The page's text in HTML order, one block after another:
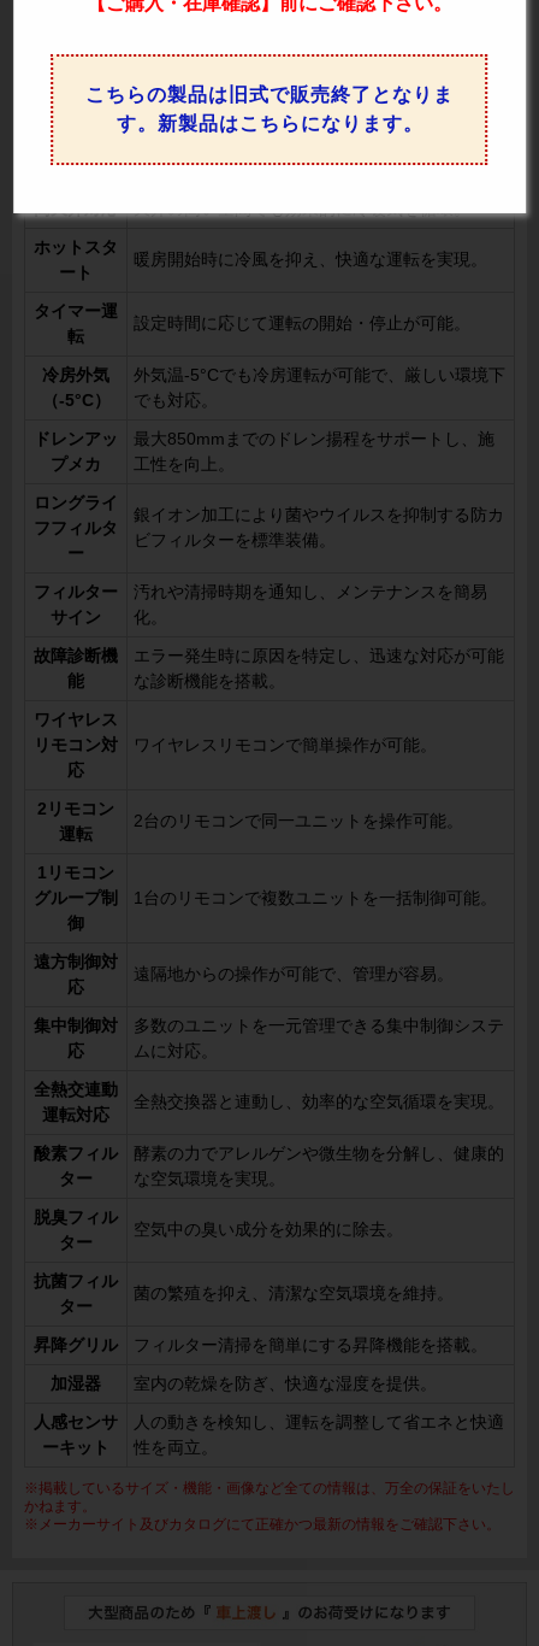
保。
（固定）
風量調整4
風量を4段階（「H急」「急」「強」「弱」）に
調整可能で、快適な空調を実現。
ドライ 湿度をコントロールして快適な環境を維持。
高天井対応 天井の高い空間でも効果的に冷暖気を循環。
ホットスタ
ート
暖房開始時に冷風を抑え、快適な運転を実現。
タイマー運
転
設定時間に応じて運転の開始・停止が可能。
冷房外気
（-5°C）
外気温-5°Cでも冷房運転が可能で、厳しい環境下
でも対応。
ドレンアッ
プメカ
最大850mmまでのドレン揚程をサポートし、施
工性を向上。
ロングライ
フフィルタ
ー
銀イオン加工により菌やウイルスを抑制する防カ
ビフィルターを標準装備。
フィルター
サイン
汚れや清掃時期を通知し、メンテナンスを簡易
化。
故障診断機
能
エラー発生時に原因を特定し、迅速な対応が可能
な診断機能を搭載。
ワイヤレス
リモコン対
応
ワイヤレスリモコンで簡単操作が可能。
2リモコン
運転
2台のリモコンで同一ユニットを操作可能。
1リモコン
グループ制
御
1台のリモコンで複数ユニットを一括制御可能。
遠方制御対
応
遠隔地からの操作が可能で、管理が容易。
集中制御対
応
多数のユニットを一元管理できる集中制御システ
ムに対応。
全熱交連動
運転対応
全熱交換器と連動し、効率的な空気循環を実現。
酸素フィル
ター
酵素の力でアレルゲンや微生物を分解し、健康的
な空気環境を実現。
脱臭フィル
ター
空気中の臭い成分を効果的に除去。
抗菌フィル
ター
菌の繁殖を抑え、清潔な空気環境を維持。
昇降グリル フィルター清掃を簡単にする昇降機能を搭載。
加湿器 室内の乾燥を防ぎ、快適な湿度を提供。
人感センサ
ーキット
人の動きを検知し、運転を調整して省エネと快適
性を両立。
※掲載しているサイズ・機能・画像など全ての情報は、万全の保証をいたし
かねます。
※メーカーサイト及びカタログにて正確かつ最新の情報をご確認下さい。
こちらの製品は旧式で販売終了となりま
す。新製品はこちらになります。